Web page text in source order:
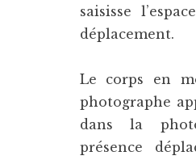
saisisse
déplacement.
Le corps en
photographe
dans la
présence